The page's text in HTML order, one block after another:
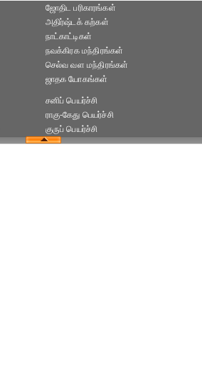
ஜோதிட ப‌ரிகார‌ங்க‌ள்
அதிர்ஷ்டக் கற்கள்
நாட்காட்டிகள்
நவக்கிரக மந்திரங்கள்
செல்வ வள மந்திரங்கள்
ஜாதக யோகங்கள்
சனிப் பெயர்ச்சி
ராகு-கேது பெயர்ச்சி
குருப் பெயர்ச்சி